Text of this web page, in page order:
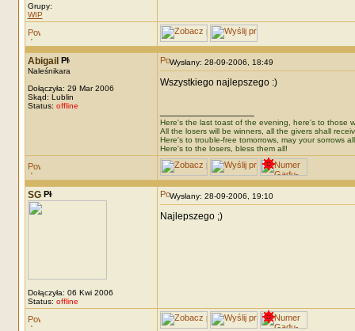
Grupy:
WIP
Abigail
Naleśnikara
Dołączyła: 29 Mar 2006
Skąd: Lublin
Status: offline
Wysłany: 28-09-2006, 18:49
Wszystkiego najlepszego :)
Here's the last toast of the evening, here's to those
All the losers will be winners, all the givers shall
Here's to trouble-free tomorrows, may your sorrows
Here's to the losers, bless them all!
SG
Dołączyła: 06 Kwi 2006
Status: offline
Wysłany: 28-09-2006, 19:10
Najlepszego ;)